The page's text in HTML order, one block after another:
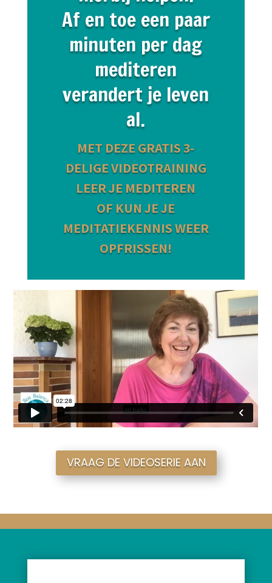
Af en toe een paar
minuten per dag
mediteren
verandert je leven
al.
MET DEZE GRATIS 3-
DELIGE VIDEOTRAINING
LEER JE MEDITEREN
OF KUN JE JE
MEDITATIEKENNIS WEER
OPFRISSEN!
VRAAG DE VIDEOSERIE AAN